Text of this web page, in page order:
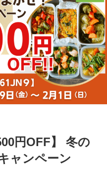
円OFF】 冬の
ャンペーン